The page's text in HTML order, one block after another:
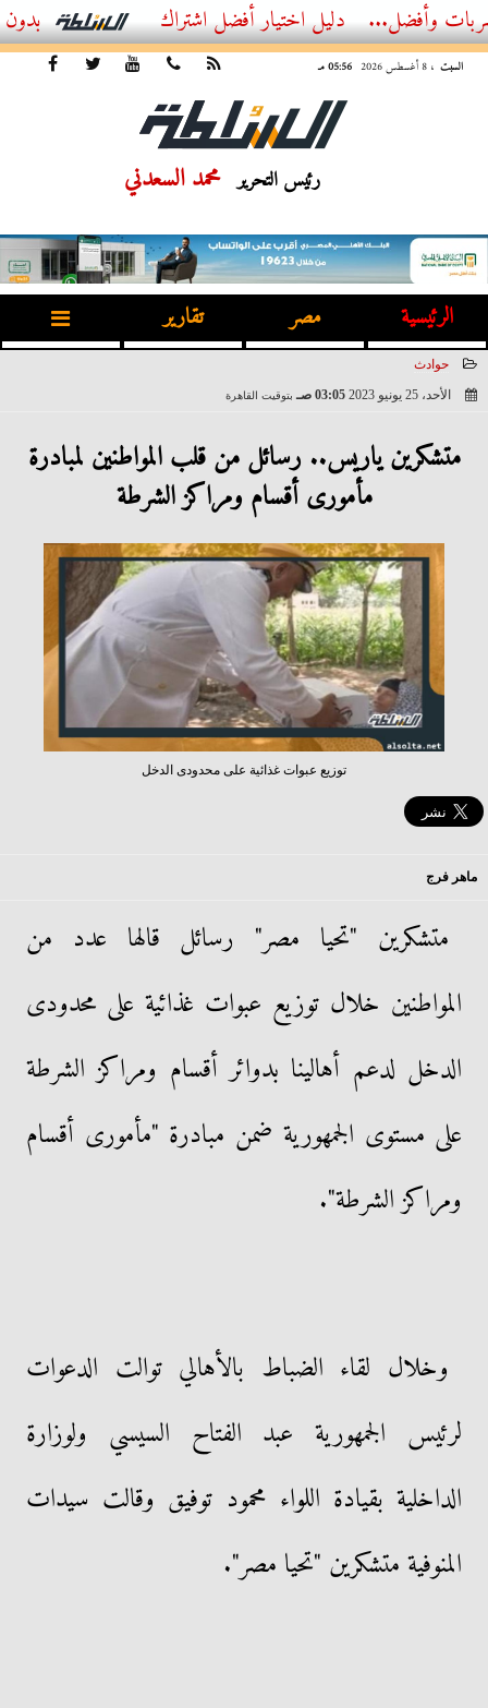
أفضل اشتراك IPTV بدون تقطيع 2026 – دليل المشاهد العصري
السبت ، 8 أغسطس 2026 05:56 مـ
رئيس التحرير محمد السعدني
الرئيسية مصر تقارير
حوادث
الأحد، 25 يونيو 2023
03:05 صـ بتوقيت القاهرة
متشكرين ياريس.. رسائل من قلب المواطنين لمبادرة
مأمورى أقسام ومراكز الشرطة
توزيع عبوات غذائية على محدودى الدخل
ماهر فرج
متشكرين "تحيا مصر" رسائل قالها عدد من
المواطنين خلال توزيع عبوات غذائية على محدودى
الدخل لدعم أهالينا بدوائر أقسام ومراكز الشرطة
على مستوى الجمهورية ضمن مبادرة "مأمورى أقسام
ومراكز الشرطة".
وخلال لقاء الضباط بالأهالي توالت الدعوات
لرئيس الجمهورية عبد الفتاح السيسي ولوزارة
الداخلية بقيادة اللواء محمود توفيق وقالت سيدات
المنوفية متشكرين "تحيا مصر".